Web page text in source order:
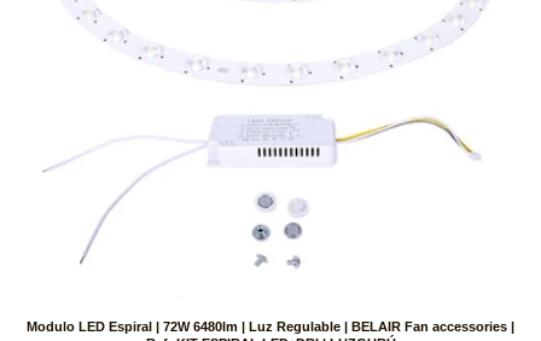
Modulo LED Espiral | 72W 6480lm | Luz Regulable | BELAIR Fan accessories |